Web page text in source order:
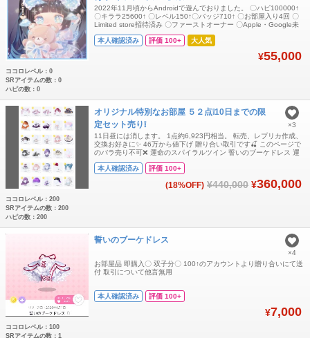
2022年11月頃からAndroidで遊んでおりました。 〇ハピ100000↑
〇キララ25600↑ 〇レベル150↑〇バッジ710↑ 〇お部屋入り4回 〇
Limited store招待済み 〇ファーストオーナー 〇Apple・Google未
即購入⭕ ダブリス販売と取り置きは不可❌ お値下げは所持アイテ
本人確認済み 評価 100+ 大人気
¥55,000
ココロレベル：0
SRアイテムの数：0
ハピの数：0
オリジナル特別なお部屋 ５２点❕10日までの限
定セット売り❕
11日昼には消します。 1点約6,923円相当。 転売、レプリカ作成、
交換お好きに✨️ 46万から値下げ 贈り合い取引です🍒 このページで
のバラ売り不可❌ 運命のスパイラルツイン 誓いのブーケドレス 運
アワンピ 花散るオレンジロング 悪夢を彷徨うナイトウェア 悪夢を
本人確認済み 評価 100+
(18%OFF) ¥440,000 ¥360,000
×3
ココロレベル：200
SRアイテムの数：200
ハピの数：200
誓いのブーケドレス
お部屋品 即購入〇 双子分〇 100↑のアカウントより贈り合いにて送
付 取引について他言無用
本人確認済み 評価 100+
¥7,000
×4
ココロレベル：100
SRアイテムの数：1